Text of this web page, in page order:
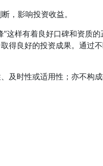
，影响投资收益。
这样有着良好口碑和资质
得良好的投资成果。通过
及时性或适用性；亦不构成